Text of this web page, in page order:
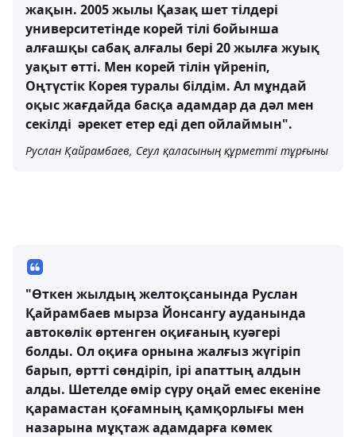
жақын. 2005 жылы Қазақ шет тілдері
университетінде корей тілі бойынша
алғашқы сабақ алғалы бері 20 жылға жуық
уақыт өтті. Мен корей тілін үйреніп,
Оңтүстік Корея туралы білдім. Ал мұндай
оқыс жағдайда басқа адамдар да дәл мен
секілді әрекет етер еді деп ойлаймын".
Руслан Қайрамбаев, Сеул қаласының құрметті тұрғыны
"Өткен жылдың желтоқсанында Руслан
Қайрамбаев мырза Йонсангу ауданында
автокөлік өртенген оқиғаның куәгері
болды. Ол оқиға орнына жалғыз жүгіріп
барып, өртті сөндіріп, ірі апаттың алдын
алды. Шетелде өмір сүру оңай емес екеніне
қарамастан қоғамның қамқорлығы мен
назарына мұқтаж адамдарға көмек